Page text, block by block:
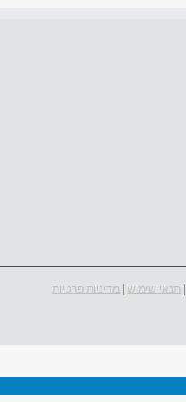
תנאי שימוש
מדיניות פרטיות